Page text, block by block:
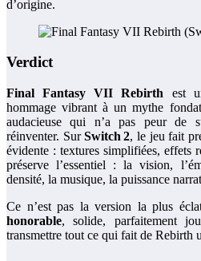
d’origine.
Verdict
Final Fantasy VII Rebirth est
hommage vibrant à un mythe
audacieuse qui n’a pas peur de
réinventer. SurSwitch 2, le jeu fait
évidente : textures simplifiées, effets
préserve l’essentiel : la vision,
densité, la musique, la puissance
Ce n’est pas la version la plus
honorable, solide, parfaitement
transmettre tout ce qui fait de Rebirth